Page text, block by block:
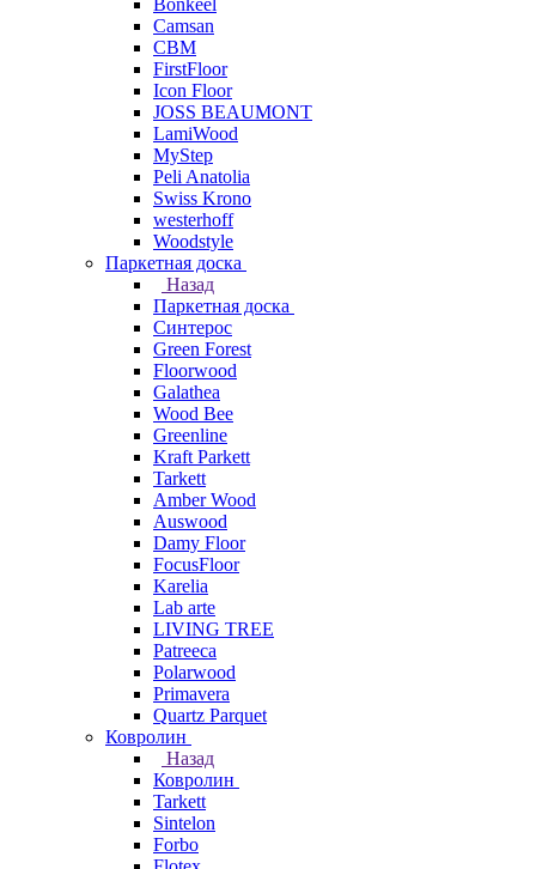
Bonkeel
Camsan
CBM
FirstFloor
Icon Floor
JOSS BEAUMONT
LamiWood
MyStep
Peli Anatolia
Swiss Krono
westerhoff
Woodstyle
Паркетная доска
Назад
Паркетная доска
Синтерос
Green Forest
Floorwood
Galathea
Wood Bee
Greenline
Kraft Parkett
Tarkett
Amber Wood
Auswood
Damy Floor
FocusFloor
Karelia
Lab arte
LIVING TREE
Patreeca
Polarwood
Primavera
Quartz Parquet
Ковролин
Назад
Ковролин
Tarkett
Sintelon
Forbo